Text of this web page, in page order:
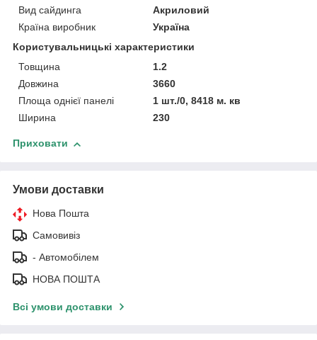
Вид сайдинга
Акриловий
Країна виробник
Україна
Користувальницькі характеристики
Товщина
1.2
Довжина
3660
Площа однієї панелі
1 шт./0, 8418 м. кв
Ширина
230
Приховати
Умови доставки
Нова Пошта
Самовивіз
- Автомобілем
НОВА ПОШТА
Всі умови доставки